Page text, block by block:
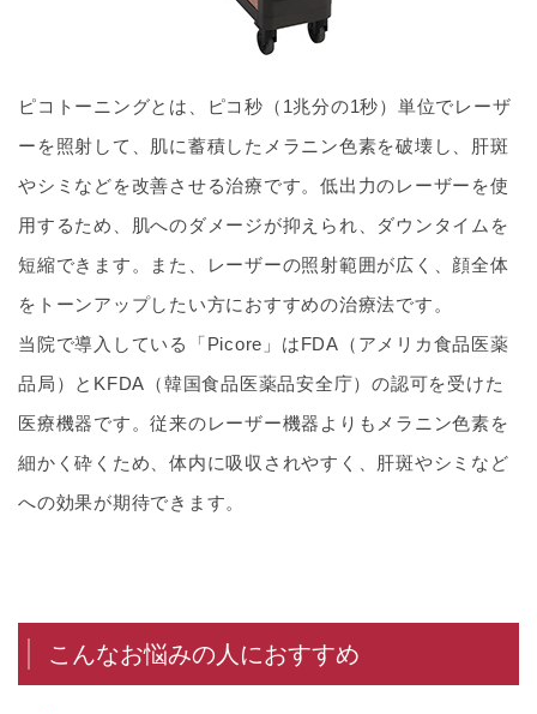
ピコトーニングとは、ピコ秒（1兆分の1秒）単位でレーザ
ーを照射して、肌に蓄積したメラニン色素を破壊し、肝斑
やシミなどを改善させる治療です。低出力のレーザーを使
用するため、肌へのダメージが抑えられ、ダウンタイムを
短縮できます。また、レーザーの照射範囲が広く、顔全体
をトーンアップしたい方におすすめの治療法です。
当院で導入している「Picore」はFDA（アメリカ食品医薬
品局）とKFDA（韓国食品医薬品安全庁）の認可を受けた
医療機器です。従来のレーザー機器よりもメラニン色素を
細かく砕くため、体内に吸収されやすく、肝斑やシミなど
への効果が期待できます。
こんなお悩みの人におすすめ